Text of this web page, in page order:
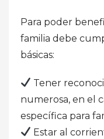
Para poder
familia debe
básicas:
Tener
numerosa, en el
específica para
Estar al